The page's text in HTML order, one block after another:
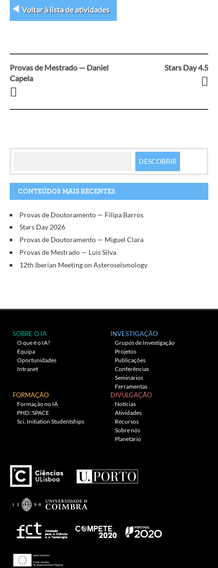
Voltar à lista de atividades
Navegação
entre
artigos
Provas de Mestrado — Daniel
Capela
Stars Day 4.5
CONTEÚDOS MAIS RECENTES
Provas de Doutoramento — Filipa Barros
Stars Day 2026
Provas de Doutoramento — Miguel Clara
Provas de Mestrado — Luís Silva
12th Iberian Meeting on Asteroseismology
SOBRE O IA
O que é o IA?
Equipa
Oportunidades
Intranet
INVESTIGAÇÃO
Grupos de Investigação
Projetos
Publicações
Conferências
Seminários
Ferramentas
FORMAÇÃO
Formação no IA
PHD::SPACE
Sci. Initiation Studentships
DIVULGAÇÃO
Notícias
Atividades
Recursos
Sobre nós
Planetário